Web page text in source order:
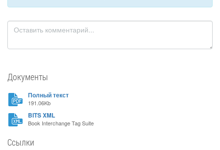
Документы
Полный текст
191.06Kb
BITS XML
Book Interchange Tag Suite
Ссылки